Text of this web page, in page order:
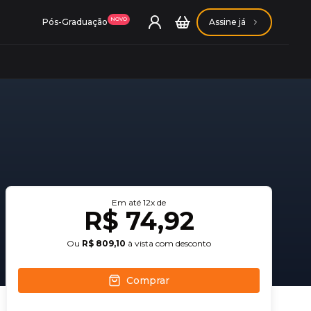
Pós-Graduação NOVO Assine já
Em até 12x de
R$ 74,92
Ou R$ 809,10 à vista com desconto
Comprar